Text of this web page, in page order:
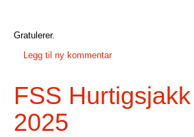
Gratulerer.
Legg til ny kommentar
FSS
2025